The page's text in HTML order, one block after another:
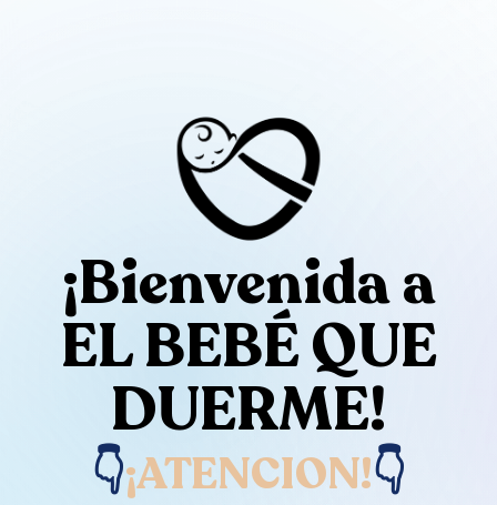
¡Bienvenida a
EL BEBÉ QUE
DUERME!​
👇¡ATENCION!👇